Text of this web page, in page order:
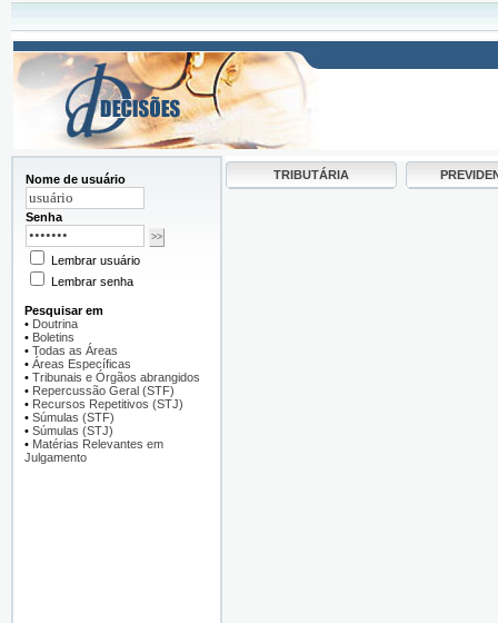
Nome de usuário
Senha
Lembrar usuário
Lembrar senha
Pesquisar em
• Doutrina
• Boletins
• Todas as Áreas
• Áreas Específicas
• Tribunais e Órgãos abrangidos
• Repercussão Geral (STF)
• Recursos Repetitivos (STJ)
• Súmulas (STF)
• Súmulas (STJ)
• Matérias Relevantes em
Julgamento
TRIBUTÁRIA